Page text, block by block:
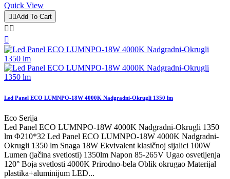
Quick View
 Add To Cart
 

Led Panel ECO LUMNPO-18W 4000K Nadgradni-Okrugli 1350 lm
Eco Serija
Led Panel ECO LUMNPO-18W 4000K Nadgradni-Okrugli 1350
lm Φ210*32 Led Panel ECO LUMNPO-18W 4000K Nadgradni-
Okrugli 1350 lm Snaga 18W Ekvivalent klasičnoj sijalici 100W
Lumen (jačina svetlosti) 1350lm Napon 85-265V Ugao osvetljenja
120° Boja svetlosti 4000K Prirodno-bela Oblik okrugao Materijal
plastika+aluminijum LED...